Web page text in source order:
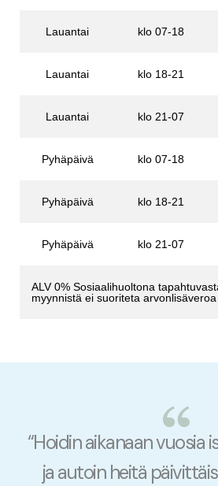
Lauantai klo 07-18
Lauantai klo 18-21
Lauantai klo 21-07
Pyhäpäivä klo 07-18
Pyhäpäivä klo 18-21
Pyhäpäivä klo 21-07
ALV 0% Sosiaalihuoltona
myynnistä ei suoriteta arvonlisäveroa
“Hoidin aikanaan vuosia
ja autoin heitä